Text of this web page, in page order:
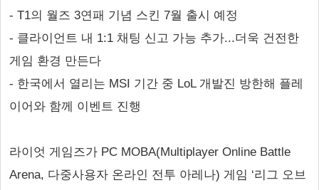
- T1의 월즈 3연패 기념 스킨 7월 출시 예정
- 클라이언트 내 1:1 채팅 신고 가능 추가...더욱 건전한
게임 환경 만든다
- 한국에서 열리는 MSI 기간 중 LoL 개발진 방한해 플레
이어와 함께 이벤트 진행
라이엇 게임즈가 PC MOBA(Multiplayer Online Battle
Arena, 다중사용자 온라인 전투 아레나) 게임 ‘리그 오브